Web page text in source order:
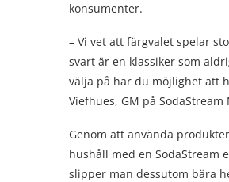
konsumenter.
– Vi vet att färgvalet spelar
svart är en klassiker som
välja på har du möjlighet att
Viefhues, GM på SodaStream
Genom att använda
hushåll med en SodaStream
slipper man dessutom bära